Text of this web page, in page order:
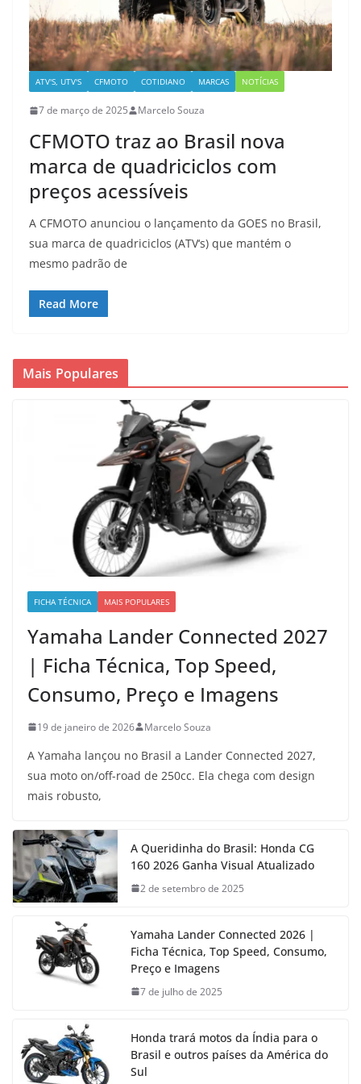
ATV'S, UTV'S CFMOTO COTIDIANO MARCAS NOTÍCIAS
7 de março de 2025 Marcelo Souza
CFMOTO traz ao Brasil nova
marca de quadriciclos com
preços acessíveis
A CFMOTO anunciou o lançamento da GOES no Brasil,
sua marca de quadriciclos (ATV‘s) que mantém o
mesmo padrão de
Read More
Mais Populares
FICHA TÉCNICA MAIS POPULARES
Yamaha Lander Connected 2027
| Ficha Técnica, Top Speed,
Consumo, Preço e Imagens
19 de janeiro de 2026 Marcelo Souza
A Yamaha lançou no Brasil a Lander Connected 2027,
sua moto on/off-road de 250cc. Ela chega com design
mais robusto,
A Queridinha do Brasil: Honda CG
160 2026 Ganha Visual Atualizado
2 de setembro de 2025
Yamaha Lander Connected 2026 |
Ficha Técnica, Top Speed, Consumo,
Preço e Imagens
7 de julho de 2025
Honda trará motos da Índia para o
Brasil e outros países da América do
Sul